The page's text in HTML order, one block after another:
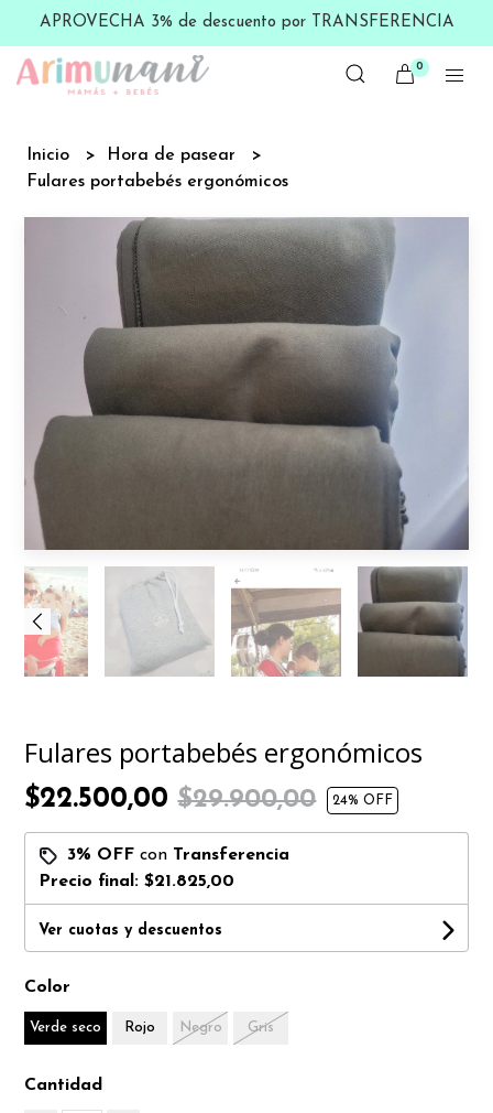
APROVECHA 3% de descuento por TRANSFERENCIA
0
Inicio
Hora de pasear
Fulares portabebés ergonómicos
Fulares portabebés ergonómicos
$22.500,00$29.900,00 24% OFF
3% OFF con Transferencia
Precio final:$21.825,00
Ver cuotas y descuentos
Color
Verde seco Rojo Negro Gris
Cantidad